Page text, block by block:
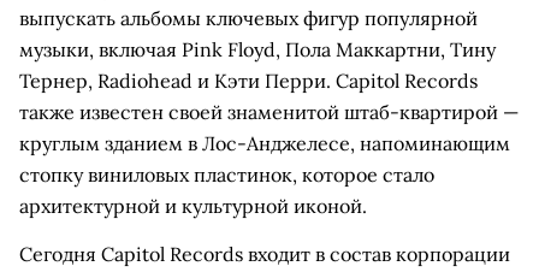
выпускать альбомы ключевых фигур популярной
музыки, включая Pink Floyd, Пола Маккартни, Тину
Тернер, Radiohead и Кэти Перри. Capitol Records
также известен своей знаменитой штаб-квартирой —
круглым зданием в Лос-Анджелесе, напоминающим
стопку виниловых пластинок, которое стало
архитектурной и культурной иконой.
Сегодня Capitol Records входит в состав корпорации